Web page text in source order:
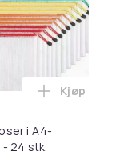
Gen 2 - 45W i
USB-C PD 3.0.
i A4-
24 stk.
Legg
Kjøp